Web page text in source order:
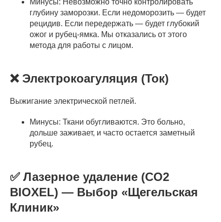
глубину заморозки. Если недоморозить — будет
рецидив. Если передержать — будет глубокий
ожог и рубец-ямка. Мы отказались от этого
метода для работы с лицом.
❌ Электрокоагуляция (Ток)
Выжигание электрической петлей.
Минусы: Ткани обугливаются. Это больно,
дольше заживает, и часто остается заметный
рубец.
✅ Лазерное удаление (CO2
BIOXEL) — Выбор «Щегельская
Клиник»